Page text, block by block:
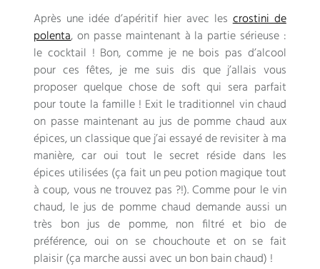
Après une idée d’apéritif hier avec lescrostini de
polenta, on passe maintenant à la partie sérieuse :
le cocktail ! Bon, comme je ne bois pas d’alcool
pour ces fêtes, je me suis dis que j’allais vous
proposer quelque chose de soft qui sera parfait
pour toute la famille ! Exit le traditionnel vin chaud
on passe maintenant au jus de pomme chaud aux
épices, un classique que j’ai essayé de revisiter à ma
manière, car oui tout le secret réside dans les
épices utilisées (ça fait un peu potion magique tout
à coup, vous ne trouvez pas ?!). Comme pour le vin
chaud, le jus de pomme chaud demande aussi un
très bon jus de pomme, non filtré et bio de
préférence, oui on se chouchoute et on se fait
plaisir (ça marche aussi avec un bon bain chaud) !